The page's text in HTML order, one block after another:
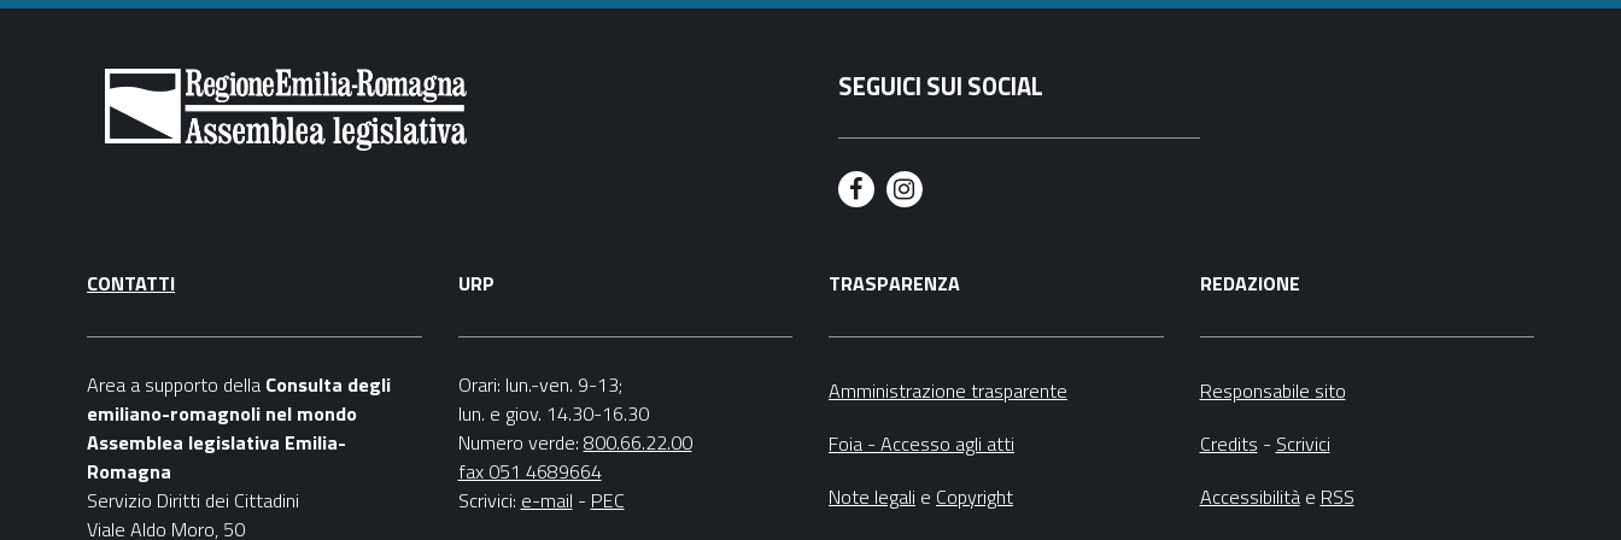
SEGUICI SUI SOCIAL
F
c
e
o
k
I
s
t
r
a
CONTATTI
Area a supporto della Consulta degli
emiliano-romagnoli nel mondo
Assemblea legislativa Emilia-
Romagna
Servizio Diritti dei Cittadini
Viale Aldo Moro, 50
URP
Orari: lun.-ven. 9-13;
lun. e giov. 14.30-16.30
Numero verde: 800.66.22.00
fax 051 4689664
Scrivici: e-mail - PEC
TRASPARENZA
Amministrazione trasparente
Foia - Accesso agli atti
Note legali e Copyright
REDAZIONE
Responsabile sito
Credits - Scrivici
Accessibilitàe RSS